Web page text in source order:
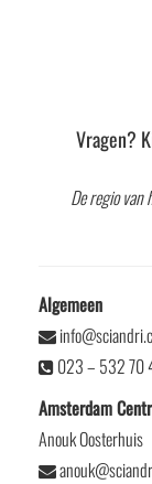
Vragen?
De regio van
Algemeen
023 – 532 70
Amsterdam
Anouk Oosterhuis